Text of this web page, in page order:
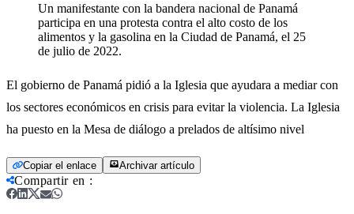
Un manifestante con la bandera nacional de Panamá
participa en una protesta contra el alto costo de los
alimentos y la gasolina en la Ciudad de Panamá, el 25
de julio de 2022.
El gobierno de Panamá pidió a la Iglesia que ayudara a mediar con
los sectores económicos en crisis para evitar la violencia. La Iglesia
ha puesto en la Mesa de diálogo a prelados de altísimo nivel
Copiar el enlace Archivar artículo
Compartir en :